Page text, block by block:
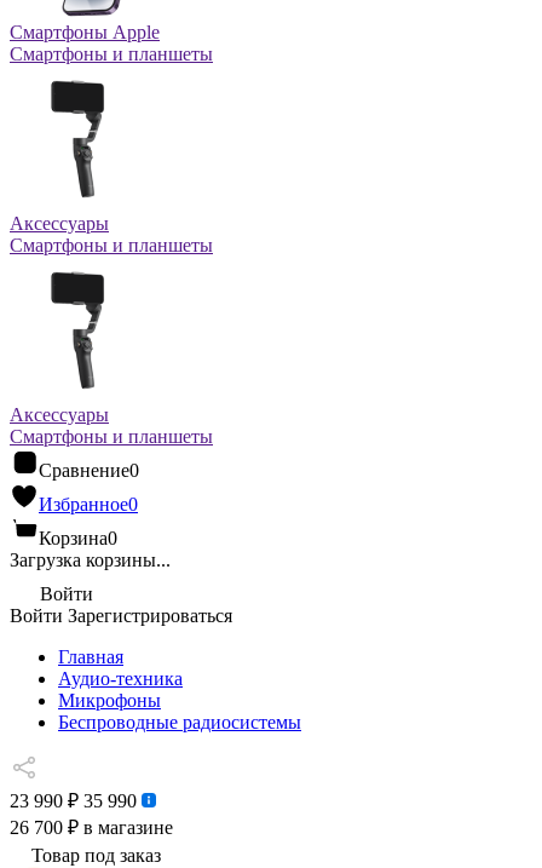
Смартфоны Apple
Смартфоны и планшеты
Аксессуары
Смартфоны и планшеты
Аксессуары
Смартфоны и планшеты
Сравнение0
Избранное0
Корзина0
Загрузка корзины...
Войти
Войти Зарегистрироваться
Главная
Аудио-техника
Микрофоны
Беспроводные радиосистемы
23 990 ₽ 35 990
26 700 ₽ в магазине
Товар под заказ